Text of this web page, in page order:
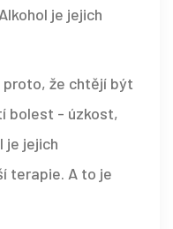
je jejich
proto, že chtějí být
bolest - úzkost,
je jejich
terapie. A to je